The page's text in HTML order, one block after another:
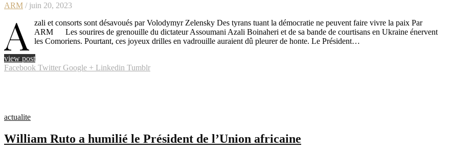
ARM / juin 20, 2023
A
zali et consorts sont désavoués par Volodymyr Zelensky Des tyrans tuant la démocratie ne peuvent faire vivre la paix Par
ARM Les sourires de grenouille du dictateur Assoumani Azali Boinaheri et de sa bande de courtisans en Ukraine énervent
les Comoriens. Pourtant, ces joyeux drilles en vadrouille auraient dû pleurer de honte. Le Président…
view post
Facebook Twitter Google + Linkedin Tumblr
actualite
William Ruto a humilié le Président de l’Union africaine